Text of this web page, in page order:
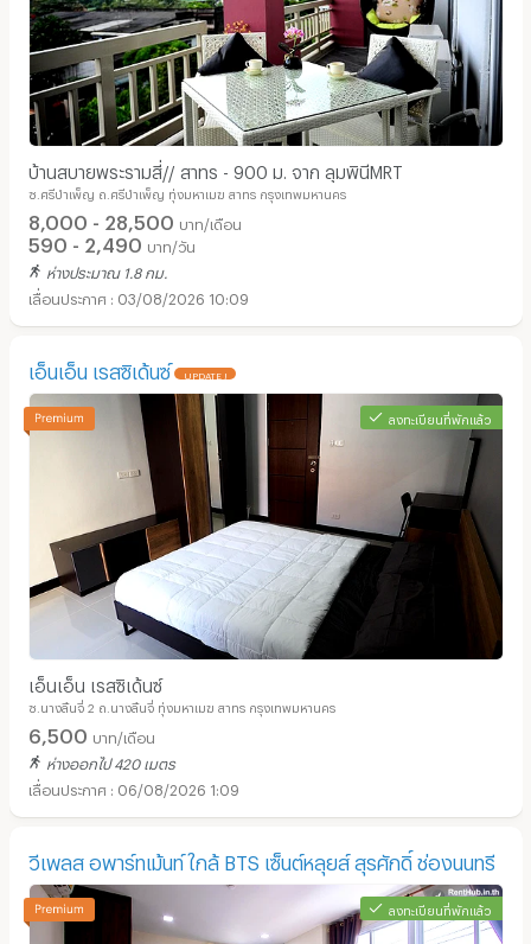
บ้านสบายพระรามสี่// สาทร - 900 ม. จาก ลุมพินีMRT
ซ.ศรีบำเพ็ญ ถ.ศรีบำเพ็ญ ทุ่งมหาเมฆ สาทร กรุงเทพมหานคร
8,000 - 28,500 บาท/เดือน
590 - 2,490 บาท/วัน
ห่างประมาณ 1.8 กม.
03/08/2026 10:09
เอ็นเอ็น เรสซิเด้นซ์ UPDATE !
ลงทะเบียนที่พักแล้ว
เอ็นเอ็น เรสซิเด้นซ์
ซ.นางลิ้นจี่ 2 ถ.นางลิ้นจี่ ทุ่งมหาเมฆ สาทร กรุงเทพมหานคร
6,500 บาท/เดือน
ห่างออกไป 420 เมตร
06/08/2026 1:09
วีเพลส อพาร์ทเม้นท์ ใกล้ BTS เซ็นต์หลุยส์ สุรศักดิ์ ช่องนนทรี
ลงทะเบียนที่พักแล้ว